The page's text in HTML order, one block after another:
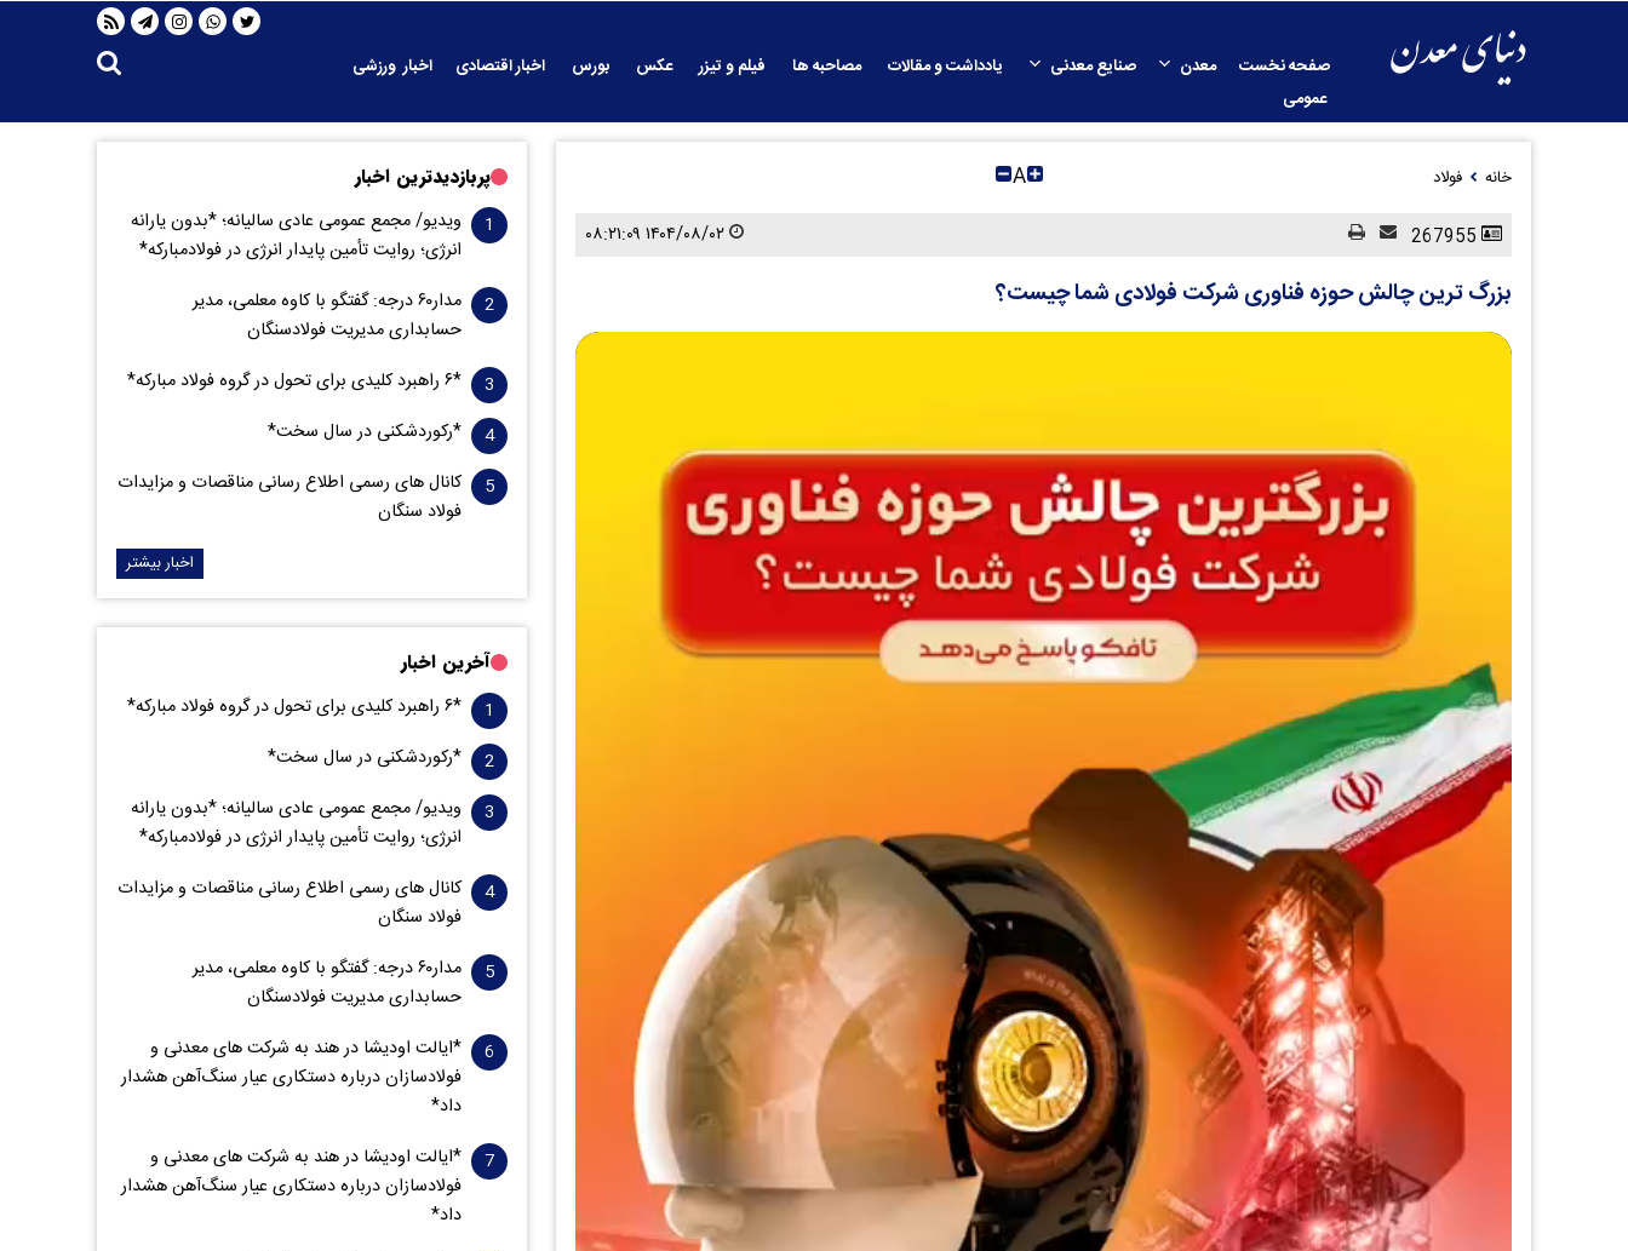
صفحه نخست معدن صنایع معدنی یادداشت و مقالات مصاحبه ها فیلم و تیزر عکس بورس اخبار اقتصادی
اخبار ورزشی
عمومی
خانه فولاد A
۱۴۰۴/۰۸/۰۲ ۰۸:۲۱:۰۹
بزرگ ترین چالش حوزه فناوری شرکت فولادی شما چیست؟
پربازدیدترین اخبار
ویدیو/ مجمع عمومی عادی سالیانه؛ *بدون یارانه
انرژی؛ روایت تأمین پایدار انرژی در فولادمبارکه*
مدار‌۶٠ درجه: گفتگو با کاوه معلمی، مدیر
حسابداری مدیریت فولادسنگان
*۶ راهبرد کلیدی برای تحول در گروه فولاد مبارکه*
*رکوردشکنی در سال سخت*
کانال های رسمی اطلاع رسانی مناقصات و مزایدات
فولاد سنگان
اخبار بیشتر
آخرین اخبار
*۶ راهبرد کلیدی برای تحول در گروه فولاد مبارکه*
*رکوردشکنی در سال سخت*
ویدیو/ مجمع عمومی عادی سالیانه؛ *بدون یارانه
انرژی؛ روایت تأمین پایدار انرژی در فولادمبارکه*
کانال های رسمی اطلاع رسانی مناقصات و مزایدات
فولاد سنگان
مدار‌۶٠ درجه: گفتگو با کاوه معلمی، مدیر
حسابداری مدیریت فولادسنگان
*ایالت اودیشا در هند به شرکت های معدنی و
فولادسازان درباره دستکاری عیار سنگ‌آهن هشدار
داد*
*ایالت اودیشا در هند به شرکت های معدنی و
فولادسازان درباره دستکاری عیار سنگ‌آهن هشدار
داد*